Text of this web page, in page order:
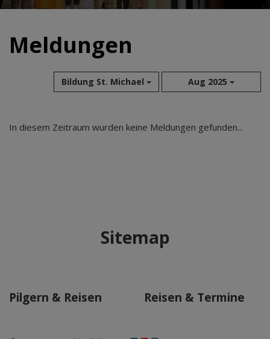
Meldungen
Bildung St. Michael Aug 2025
Aug 2026
Sep 2025
In diesem Zeitraum wurden keine Meldungen gefunden...
Sitemap
Pilgern & Reisen Reisen & Termine